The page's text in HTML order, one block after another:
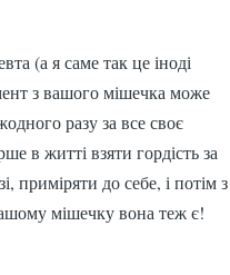
(а я саме так це іноді
з вашого мішечка може
разу за все своє
в житті взяти гордість за
приміряти до себе, і потім з
мішечку вона теж є!